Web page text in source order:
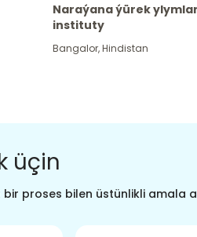
Naraýana ýürek
instituty
Bangalor,Hindistan
üçin
proses bilen üstünlikli